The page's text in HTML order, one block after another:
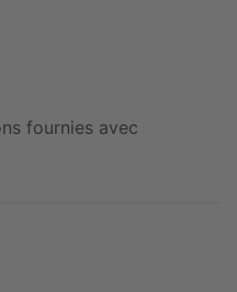
fournies avec